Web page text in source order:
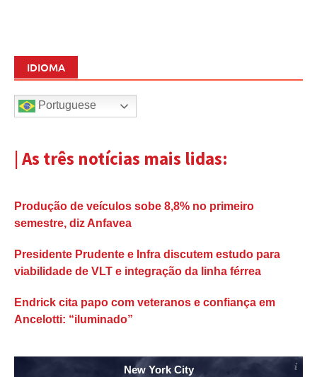
IDIOMA
Portuguese
| As três notícias mais lidas:
Produção de veículos sobe 8,8% no primeiro
semestre, diz Anfavea
Presidente Prudente e Infra discutem estudo para
viabilidade de VLT e integração da linha férrea
Endrick cita papo com veteranos e confiança em
Ancelotti: “iluminado”
New York City